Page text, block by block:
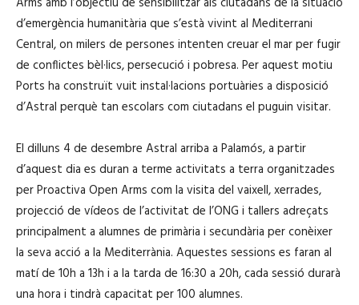
d’emergència humanitària que s’està vivint al Mediterrani
Central, on milers de persones intenten creuar el mar per fugir
de conflictes bèl·lics, persecució i pobresa. Per aquest motiu
Ports ha construït vuit instal·lacions portuàries a disposició
d’Astral perquè tan escolars com ciutadans el puguin visitar.
El dilluns 4 de desembre Astral arriba a Palamós, a partir
d’aquest dia es duran a terme activitats a terra organitzades
per Proactiva Open Arms com la visita del vaixell, xerrades,
projecció de vídeos de l’activitat de l’ONG i tallers adreçats
principalment a alumnes de primària i secundària per conèixer
la seva acció a la Mediterrània. Aquestes sessions es faran al
matí de 10h a 13h i a la tarda de 16:30 a 20h, cada sessió durarà
una hora i tindrà capacitat per 100 alumnes.